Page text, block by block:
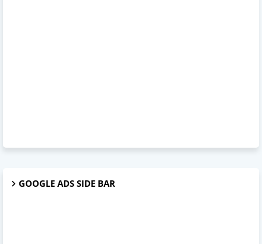
GOOGLE ADS SIDE BAR